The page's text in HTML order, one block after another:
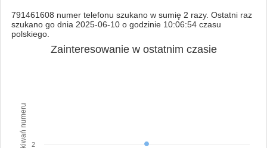
791461608 numer telefonu szukano w sumię 2 razy. Ostatni raz
szukano go dnia 2025-06-10 o godzinie 10:06:54 czasu
polskiego.
Zainteresowanie w ostatnim czasie
2